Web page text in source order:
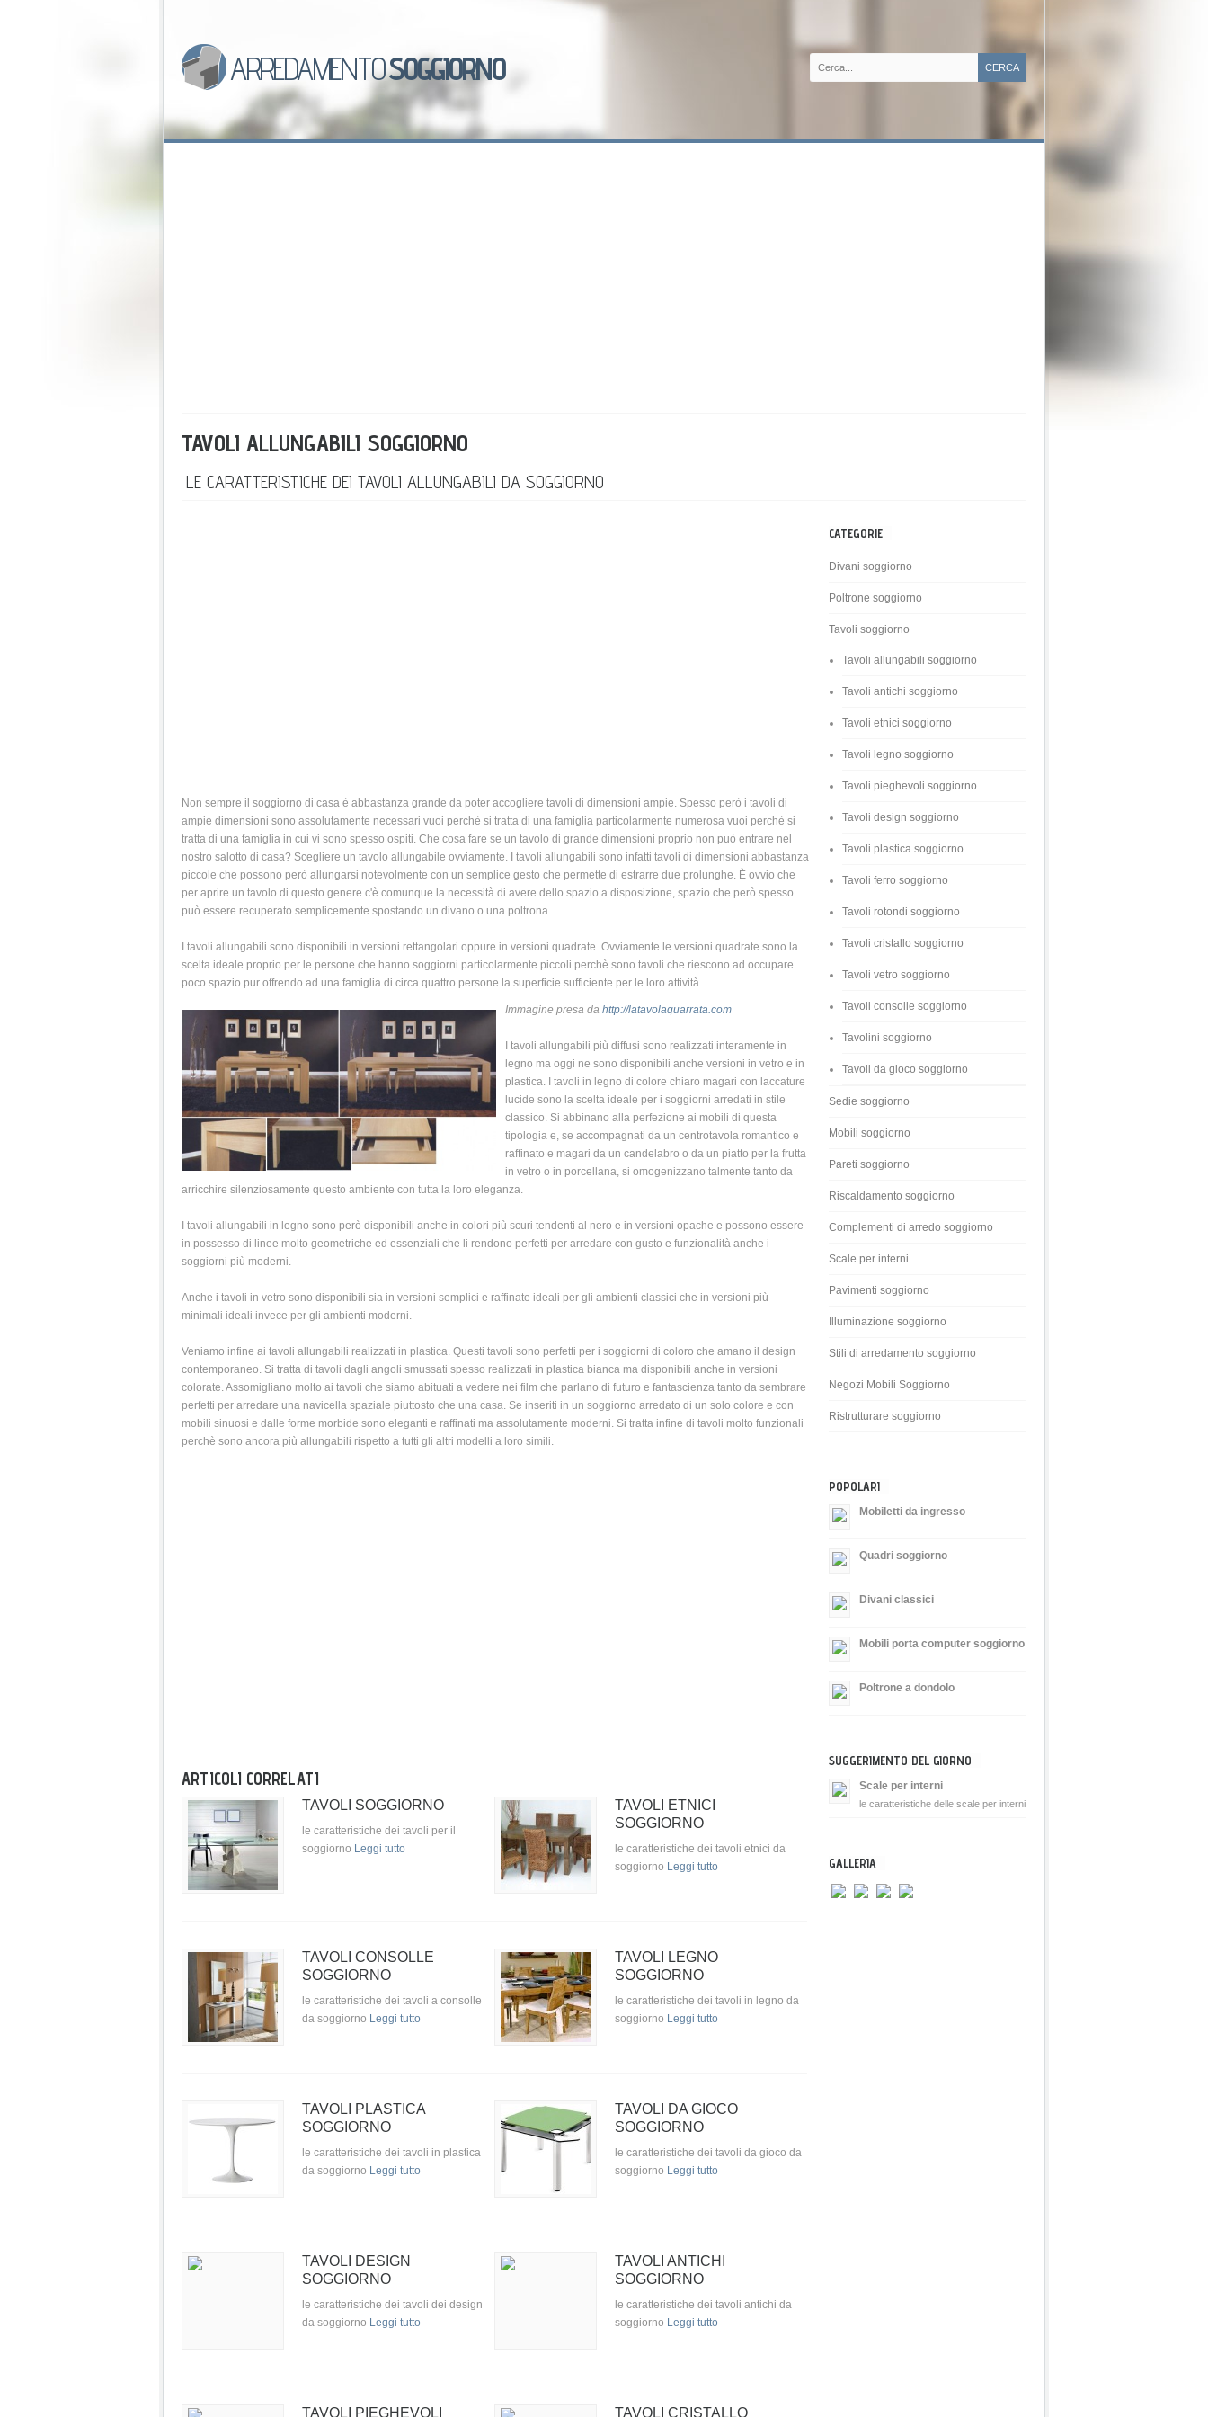
ARREDAMENTOSOGGIORNO
TAVOLI ALLUNGABILI SOGGIORNO
LE CARATTERISTICHE DEI TAVOLI ALLUNGABILI DA SOGGIORNO
Non sempre il soggiorno di casa è abbastanza grande da poter accogliere tavoli di dimensioni ampie. Spesso però i tavoli di
ampie dimensioni sono assolutamente necessari vuoi perchè si tratta di una famiglia particolarmente numerosa vuoi perchè si
tratta di una famiglia in cui vi sono spesso ospiti. Che cosa fare se un tavolo di grande dimensioni proprio non può entrare nel
nostro salotto di casa? Scegliere un tavolo allungabile ovviamente. I tavoli allungabili sono infatti tavoli di dimensioni abbastanza
piccole che possono però allungarsi notevolmente con un semplice gesto che permette di estrarre due prolunghe. È ovvio che
per aprire un tavolo di questo genere c'è comunque la necessità di avere dello spazio a disposizione, spazio che però spesso
può essere recuperato semplicemente spostando un divano o una poltrona.
I tavoli allungabili sono disponibili in versioni rettangolari oppure in versioni quadrate. Ovviamente le versioni quadrate sono la
scelta ideale proprio per le persone che hanno soggiorni particolarmente piccoli perchè sono tavoli che riescono ad occupare
poco spazio pur offrendo ad una famiglia di circa quattro persone la superficie sufficiente per le loro attività.
Immagine presa da http://latavolaquarrata.com
I tavoli allungabili più diffusi sono realizzati interamente in
legno ma oggi ne sono disponibili anche versioni in vetro e in
plastica. I tavoli in legno di colore chiaro magari con laccature
lucide sono la scelta ideale per i soggiorni arredati in stile
classico. Si abbinano alla perfezione ai mobili di questa
tipologia e, se accompagnati da un centrotavola romantico e
raffinato e magari da un candelabro o da un piatto per la frutta
in vetro o in porcellana, si omogenizzano talmente tanto da
arricchire silenziosamente questo ambiente con tutta la loro eleganza.
I tavoli allungabili in legno sono però disponibili anche in colori più scuri tendenti al nero e in versioni opache e possono essere
in possesso di linee molto geometriche ed essenziali che li rendono perfetti per arredare con gusto e funzionalità anche i
soggiorni più moderni.
Anche i tavoli in vetro sono disponibili sia in versioni semplici e raffinate ideali per gli ambienti classici che in versioni più
minimali ideali invece per gli ambienti moderni.
Veniamo infine ai tavoli allungabili realizzati in plastica. Questi tavoli sono perfetti per i soggiorni di coloro che amano il design
contemporaneo. Si tratta di tavoli dagli angoli smussati spesso realizzati in plastica bianca ma disponibili anche in versioni
colorate. Assomigliano molto ai tavoli che siamo abituati a vedere nei film che parlano di futuro e fantascienza tanto da sembrare
perfetti per arredare una navicella spaziale piuttosto che una casa. Se inseriti in un soggiorno arredato di un solo colore e con
mobili sinuosi e dalle forme morbide sono eleganti e raffinati ma assolutamente moderni. Si tratta infine di tavoli molto funzionali
perchè sono ancora più allungabili rispetto a tutti gli altri modelli a loro simili.
ARTICOLI CORRELATI
TAVOLI SOGGIORNO
le caratteristiche dei tavoli per il
soggiorno Leggi tutto
TAVOLI ETNICI
SOGGIORNO
le caratteristiche dei tavoli etnici da
soggiorno Leggi tutto
TAVOLI CONSOLLE
SOGGIORNO
le caratteristiche dei tavoli a consolle
da soggiorno Leggi tutto
TAVOLI LEGNO
SOGGIORNO
le caratteristiche dei tavoli in legno da
soggiorno Leggi tutto
TAVOLI PLASTICA
SOGGIORNO
le caratteristiche dei tavoli in plastica
da soggiorno Leggi tutto
TAVOLI DA GIOCO
SOGGIORNO
le caratteristiche dei tavoli da gioco da
soggiorno Leggi tutto
TAVOLI DESIGN
SOGGIORNO
le caratteristiche dei tavoli dei design
da soggiorno Leggi tutto
TAVOLI ANTICHI
SOGGIORNO
le caratteristiche dei tavoli antichi da
soggiorno Leggi tutto
TAVOLI PIEGHEVOLI TAVOLI CRISTALLO
CATEGORIE
Divani soggiorno
Poltrone soggiorno
Tavoli soggiorno
Tavoli allungabili soggiorno
Tavoli antichi soggiorno
Tavoli etnici soggiorno
Tavoli legno soggiorno
Tavoli pieghevoli soggiorno
Tavoli design soggiorno
Tavoli plastica soggiorno
Tavoli ferro soggiorno
Tavoli rotondi soggiorno
Tavoli cristallo soggiorno
Tavoli vetro soggiorno
Tavoli consolle soggiorno
Tavolini soggiorno
Tavoli da gioco soggiorno
Sedie soggiorno
Mobili soggiorno
Pareti soggiorno
Riscaldamento soggiorno
Complementi di arredo soggiorno
Scale per interni
Pavimenti soggiorno
Illuminazione soggiorno
Stili di arredamento soggiorno
Negozi Mobili Soggiorno
Ristrutturare soggiorno
POPOLARI
Mobiletti da ingresso
Quadri soggiorno
Divani classici
Mobili porta computer soggiorno
Poltrone a dondolo
SUGGERIMENTO DEL GIORNO
Scale per interni
le caratteristiche delle scale per interni
GALLERIA